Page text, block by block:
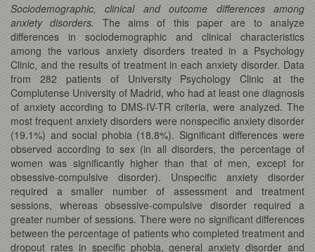
Sociodemographic, clinical and outcome differences among
anxiety disorders. The aims of this paper are to analyze
differences in sociodemographic and clinical characteristics
among the various anxiety disorders treated in a Psychology
Clinic, and the results of treatment in each anxiety disorder. Data
from 282 patients of University Psychology Clinic at the
Complutense University of Madrid, who had at least one diagnosis
of anxiety according to DMS-IV-TR criteria, were analyzed. The
most frequent anxiety disorders were nonspecific anxiety disorder
(19.1%) and social phobia (18.8%). Significant differences were
observed according to sex (in all disorders, the percentage of
women was significantly higher than that of men, except for
obsessive-compulsive disorder). Unspecific anxiety disorder
required a smaller number of assessment and treatment
sessions, whereas obsessive-compulsive disorder required a
greater number of sessions. There were no significant differences
between the percentage of patients who completed treatment and
dropout rates in specific phobia, general anxiety disorder and